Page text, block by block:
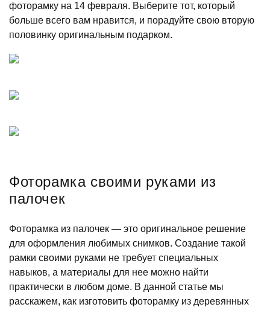
фоторамку на 14 февраля. Выберите тот, который
больше всего вам нравится, и порадуйте свою вторую
половинку оригинальным подарком.
Фоторамка своими руками из
палочек
Фоторамка из палочек — это оригинальное решение
для оформления любимых снимков. Создание такой
рамки своими руками не требует специальных
навыков, а материалы для нее можно найти
практически в любом доме. В данной статье мы
расскажем, как изготовить фоторамку из деревянных